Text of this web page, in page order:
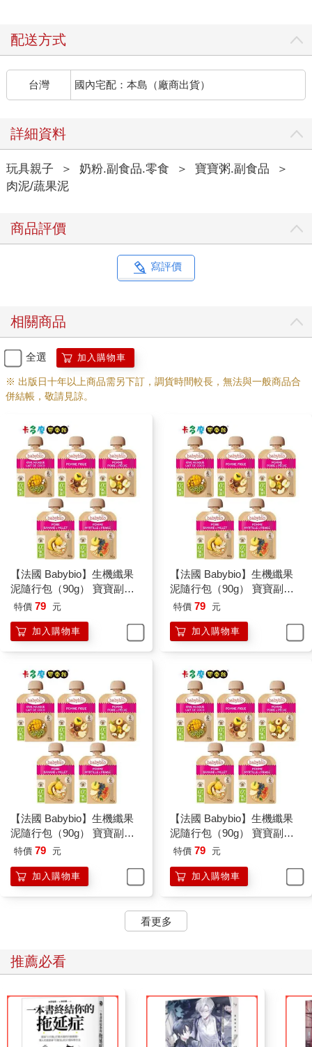
配送方式
台灣 國內宅配：本島（廠商出貨）
詳細資料
玩具親子 ＞ 奶粉.副食品.零食 ＞ 寶寶粥.副食品
＞
肉泥/蔬果泥
商品評價
寫評價
相關商品
全選 加入購物車
※ 出版日十年以上商品需另下訂，調貨時間較長，無法與一般商品合
併結帳，敬請見諒。
【法國 Babybio】生機纖果
泥隨行包（90g） 寶寶副食
品 纖果泥 9種口味任選 6M
特價 79 元
加入購物車
【法國 Babybio】生機纖果
泥隨行包（90g） 寶寶副食
品 纖果泥 9種口味任選 6M
特價 79 元
加入購物車
【法國 Babybio】生機纖果
泥隨行包（90g） 寶寶副食
品 纖果泥 9種口味任選 6M
特價 79 元
加入購物車
【法國 Babybio】生機纖果
泥隨行包（90g） 寶寶副食
品 纖果泥 9種口味任選 6M
特價 79 元
加入購物車
看更多
推薦必看